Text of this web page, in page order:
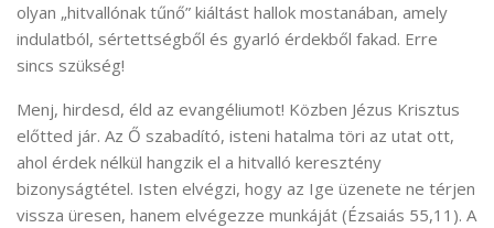
olyan „hitvallónak tűnő” kiáltást hallok mostanában, amely
indulatból, sértettségből és gyarló érdekből fakad. Erre
sincs szükség!
Menj, hirdesd, éld az evangéliumot! Közben Jézus Krisztus
előtted jár. Az Ő szabadító, isteni hatalma töri az utat ott,
ahol érdek nélkül hangzik el a hitvalló keresztény
bizonyságtétel. Isten elvégzi, hogy az Ige üzenete ne térjen
vissza üresen, hanem elvégezze munkáját (Ézsaiás 55,11). A